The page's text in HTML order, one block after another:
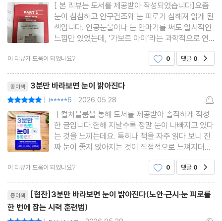
[ 본 리뷰는 도서를 제공받아 작성되었습니다]요즘
눈이 침침하고 안구건조와 눈 피로가 심해져 읽게 된
책입니다. 인공눈물이나 눈 안마기를 써도 일시적인
느낌만 있었는데, ‘가보르 아이’라는 과학적으로 연
구된 시각 훈련법이 흥미롭게 다가왔어요.책은 기본
편-응용편-심화편으로 구성된 총 8주 코스이며, 하
루 1~3분 정도만 투자하면 되어 부담이 적습니다.
직접 2주 정도 해보니
이 리뷰가 도움이 되었나요? 0 댓글 0
종이책 3분만 바라보면 눈이 밝아진다
| i*****6 | 2026.05.28
ㅣ컬처블룸을 통해 도서를 제공받아 솔직하게 작성
한 글입니다.한해 지날수록 정말 눈이 나빠지고 있다
는 것을 느끼는데요. 특히나 책을 자주 읽다 보니 진
짜 눈이 좋지 않아지는 것이 직접적으로 느껴지더라
고요. 그래서 눈관리를 위해 건강기능식품도 챙겨 먹
고 있긴 하지만 시력 저하가 진행되는 것은 막기 힘
들더라고요. 그런데 단 3분만 바라보면 눈이 밝아지
는 시력 훈련법이 있다
이 리뷰가 도움이 되었나요? 0 댓글 0
종이책
[협찬]3분만 바라보면 눈이 밝아진다(노안·근시·눈 피로를
한 번에 잡는 시력 훈련법)